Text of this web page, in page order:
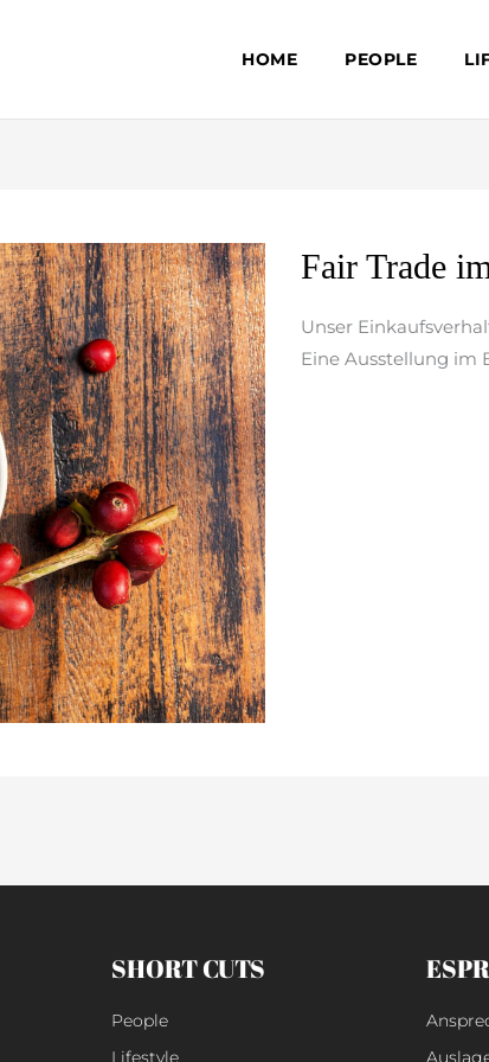
HOME PEOPLE
Fair Trade
Unser
Eine Ausstellung im
Fair
im
Bürgerhaus
SHORT CUTS
People
Lifestyle